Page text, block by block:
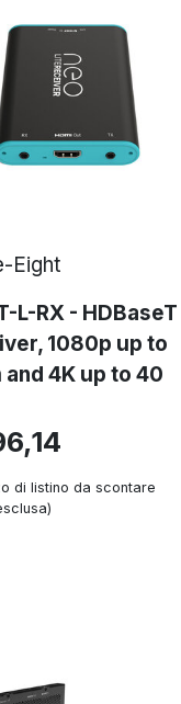
Eight
L-RX - HDBaseT
1080p up to
and 4K up to 40
di listino da scontare